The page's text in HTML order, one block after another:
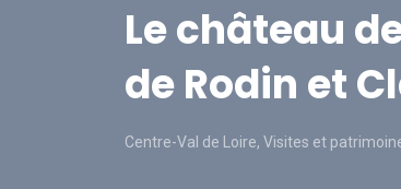
Le château
de Rodin et
Centre-Val de Loire, Visites et